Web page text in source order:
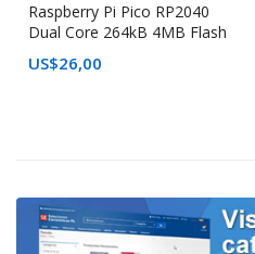
Raspberry Pi Pico RP2040
Dual Core 264kB 4MB Flash
US$26,00